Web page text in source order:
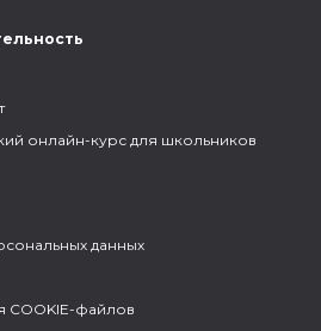
онлайн-курс для школьников
данных
COOKIE-файлов